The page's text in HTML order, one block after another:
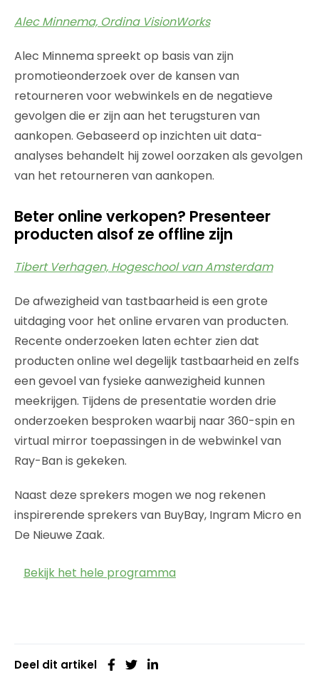
Alec Minnema, Ordina VisionWorks
Alec Minnema spreekt op basis van zijn
promotieonderzoek over de kansen van
retourneren voor webwinkels en de negatieve
gevolgen die er zijn aan het terugsturen van
aankopen. Gebaseerd op inzichten uit data-
analyses behandelt hij zowel oorzaken als gevolgen
van het retourneren van aankopen.
Beter online verkopen? Presenteer
producten alsof ze offline zijn
Tibert Verhagen, Hogeschool van Amsterdam
De afwezigheid van tastbaarheid is een grote
uitdaging voor het online ervaren van producten.
Recente onderzoeken laten echter zien dat
producten online wel degelijk tastbaarheid en zelfs
een gevoel van fysieke aanwezigheid kunnen
meekrijgen. Tijdens de presentatie worden drie
onderzoeken besproken waarbij naar 360-spin en
virtual mirror toepassingen in de webwinkel van
Ray-Ban is gekeken.
Naast deze sprekers mogen we nog rekenen
inspirerende sprekers van BuyBay, Ingram Micro en
De Nieuwe Zaak.
Bekijk het hele programma
Deel dit artikel